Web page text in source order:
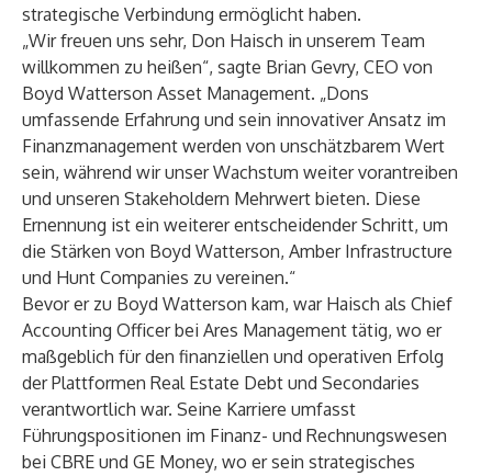
strategische Verbindung ermöglicht haben.
„Wir freuen uns sehr, Don Haisch in unserem Team
willkommen zu heißen“, sagte Brian Gevry, CEO von
Boyd Watterson Asset Management. „Dons
umfassende Erfahrung und sein innovativer Ansatz im
Finanzmanagement werden von unschätzbarem Wert
sein, während wir unser Wachstum weiter vorantreiben
und unseren Stakeholdern Mehrwert bieten. Diese
Ernennung ist ein weiterer entscheidender Schritt, um
die Stärken von Boyd Watterson, Amber Infrastructure
und Hunt Companies zu vereinen.“
Bevor er zu Boyd Watterson kam, war Haisch als Chief
Accounting Officer bei Ares Management tätig, wo er
maßgeblich für den finanziellen und operativen Erfolg
der Plattformen Real Estate Debt und Secondaries
verantwortlich war. Seine Karriere umfasst
Führungspositionen im Finanz- und Rechnungswesen
bei CBRE und GE Money, wo er sein strategisches